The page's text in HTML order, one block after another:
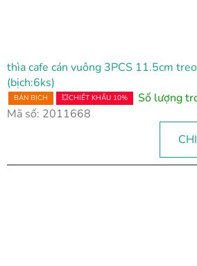
thìa cafe cán vuông 3PCS 11.5cm
(bịch:6ks)
BÁN BỊCH 💥CHIẾT KHẤU 10% Số lượng
Mã số: 2011668